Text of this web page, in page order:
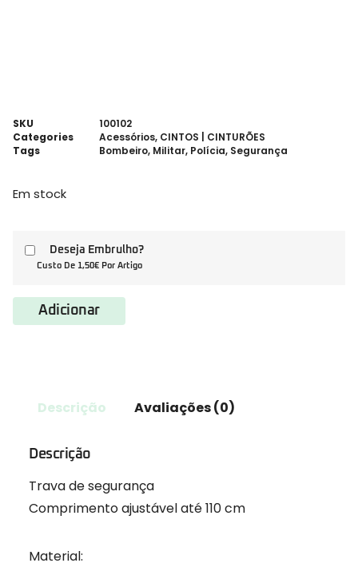
SKU
100102
Categories
Acessórios, CINTOS | CINTURÕES
Tags
Bombeiro, Militar, Polícia, Segurança
Em stock
Deseja Embrulho?
Custo De 1,50€ Por Artigo
Adicionar
Descrição Avaliações (0)
Descrição
Trava de segurança
Comprimento ajustável até 110 cm
Material: